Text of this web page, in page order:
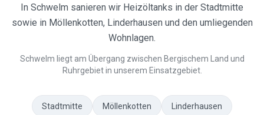
In Schwelm sanieren wir Heizöltanks in der Stadtmitte
sowie in Möllenkotten, Linderhausen und den umliegenden
Wohnlagen.
Schwelm liegt am Übergang zwischen Bergischem Land und
Ruhrgebiet in unserem Einsatzgebiet.
Stadtmitte Möllenkotten Linderhausen